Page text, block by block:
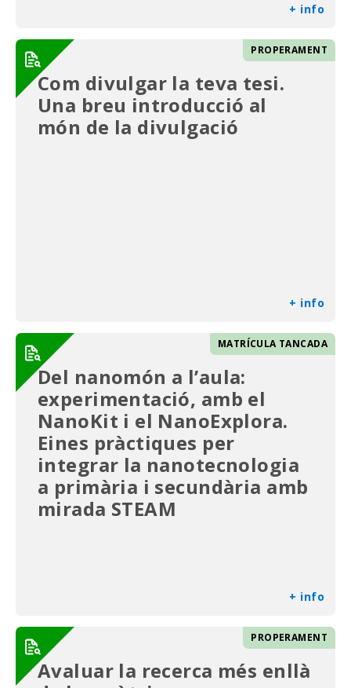
+ info
PROPERAMENT
Com divulgar la teva tesi.
Una breu introducció al
món de la divulgació
+ info
MATRÍCULA TANCADA
Del nanomón a l’aula:
experimentació, amb el
NanoKit i el NanoExplora.
Eines pràctiques per
integrar la nanotecnologia
a primària i secundària amb
mirada STEAM
+ info
PROPERAMENT
Avaluar la recerca més enllà